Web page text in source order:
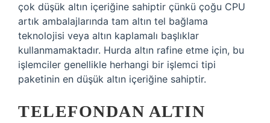
çok düşük altın içeriğine sahiptir çünkü çoğu CPU
artık ambalajlarında tam altın tel bağlama
teknolojisi veya altın kaplamalı başlıklar
kullanmamaktadır. Hurda altın rafine etme için, bu
işlemciler genellikle herhangi bir işlemci tipi
paketinin en düşük altın içeriğine sahiptir.
TELEFONDAN ALTIN